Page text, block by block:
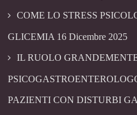
COME LO STRESS
GLICEMIA 16 Dicembre 2025
IL RUOLO
PAZIENTI CON DISTURBI